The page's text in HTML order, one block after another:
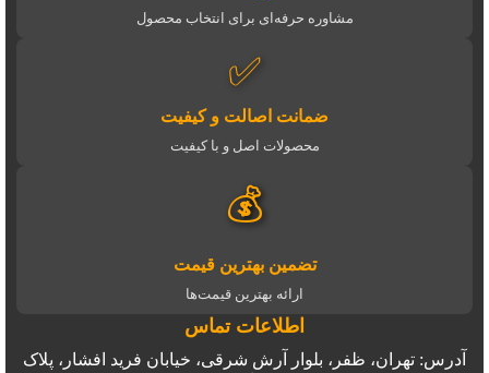
مشاوره حرفه‌ای برای انتخاب محصول
✅
ضمانت اصالت و کیفیت
محصولات اصل و با کیفیت
💰
تضمین بهترین قیمت
ارائه بهترین قیمت‌ها
اطلاعات تماس
آدرس: تهران، ظفر، بلوار آرش شرقی، خیابان فرید افشار، پلاک